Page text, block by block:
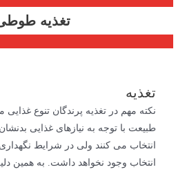
تغذیه
تغذیه
نکته مهم در تغذیه پرندگان تنوع غذایی
طبیعت با توجه به نیازهای غذایی
انتخاب می کنند ولی در شرایط
انتخاب وجود نخواهد داشت. به همین